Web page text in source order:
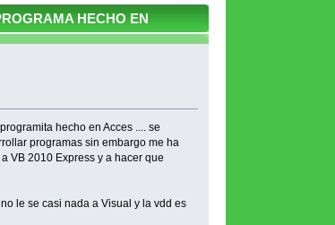
HECHO EN
hecho en Acces .... se
programas sin embargo me ha
VB 2010 Express y a hacer que
le se casi nada a Visual y la vdd es